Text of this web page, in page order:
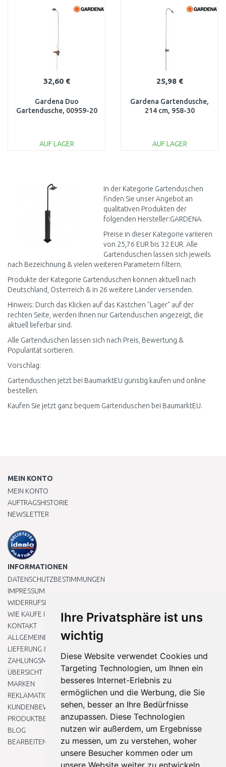
Ihre Privatsphäre ist uns
wichtig
Diese Website verwendet Cookies und
Targeting Technologien, um Ihnen ein
besseres Internet-Erlebnis zu
ermöglichen und die Werbung, die Sie
sehen, besser an Ihre Bedürfnisse
anzupassen. Diese Technologien
nutzen wir außerdem, um Ergebnisse
zu messen, um zu verstehen, woher
unsere Besucher kommen oder um
unsere Website weiter zu entwickeln.
32,60 €
Gardena Duo
Gartendusche, 00959-20
AUF LAGER
Vergleichen
25,98 €
Gardena Gartendusche,
214 cm, 958-30
AUF LAGER
Vergleichen
In der Kategorie Gartenduschen
finden Sie unser Angebot an
qualitativen Produkten der
folgenden Hersteller:GARDENA.
Preise in dieser Kategorie variieren
von 25,76 EUR bis 32 EUR. Alle
Gartenduschen lassen sich jeweils
nach Bezeichnung & vielen weiteren Parametern filtern.
Produkte der Kategorie Gartenduschen können aktuell nach
Deutschland, Österreich & in 26 weitere Länder versenden.
Hinweis: Durch das Klicken auf das Kästchen "Lager" auf der
rechten Seite, werden Ihnen nur Gartenduschen angezeigt, die
aktuell lieferbar sind.
Alle Gartenduschen lassen sich nach Preis, Bewertung &
Popularität sortieren.
Vorschlag:
Gartenduschen jetzt bei BaumarktEU günstig kaufen und online
bestellen.
Kaufen Sie jetzt ganz bequem Gartenduschen bei BaumarktEU.
MEIN KONTO
MEIN KONTO
AUFTRAGSHISTORIE
NEWSLETTER
INFORMATIONEN
DATENSCHUTZBESTIMMUNGEN
IMPRESSUM
WIDERRUFSRECHT
WIE KAUFE ICH EIN?
KONTAKT
ALLGEMEINEN GESCHÄFTSBEDINGUNGEN
LIEFERUNG & ZAHLUNG
ZAHLUNGSMETHODEN
ÜBERSICHT
MARKEN
REKLAMATIONEN UND RETOUREN
KUNDENBEWERTUNG
PRODUKTBEWERTUNG
BLOG
BEARBEITEN SIE MEINE COOKIE-EINSTELLUNGEN